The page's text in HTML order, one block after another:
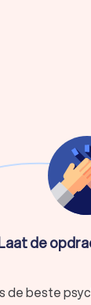
in
het verwerken
de
de beste